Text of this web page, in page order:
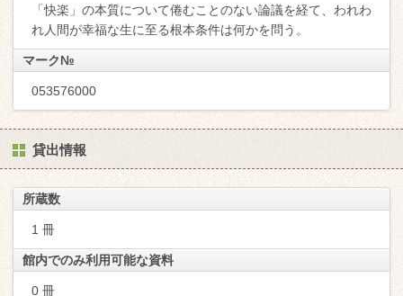
「快楽」の本質について倦むことのない論議を経て、われわ
れ人間が幸福な生に至る根本条件は何かを問う。
マーク№
053576000
貸出情報
所蔵数
1 冊
館内でのみ利用可能な資料
0 冊